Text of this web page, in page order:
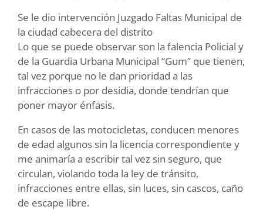
Se le dio intervención Juzgado Faltas Municipal de
la ciudad cabecera del distrito
Lo que se puede observar son la falencia Policial y
de la Guardia Urbana Municipal “Gum” que tienen,
tal vez porque no le dan prioridad a las
infracciones o por desidia, donde tendrían que
poner mayor énfasis.
En casos de las motocicletas, conducen menores
de edad algunos sin la licencia correspondiente y
me animaría a escribir tal vez sin seguro, que
circulan, violando toda la ley de tránsito,
infracciones entre ellas, sin luces, sin cascos, caño
de escape libre.